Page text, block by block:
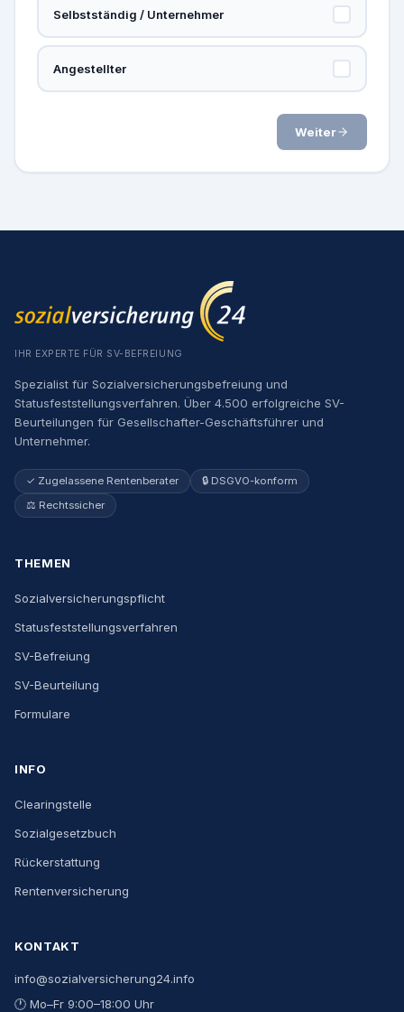
Selbstständig / Unternehmer
Angestellter
Weiter
IHR EXPERTE FÜR SV-BEFREIUNG
Spezialist für Sozialversicherungsbefreiung und
Statusfeststellungsverfahren. Über 4.500 erfolgreiche SV-
Beurteilungen für Gesellschafter-Geschäftsführer und
Unternehmer.
✓ Zugelassene Rentenberater
🔒 DSGVO-konform
⚖️ Rechtssicher
THEMEN
Sozialversicherungspflicht
Statusfeststellungsverfahren
SV-Befreiung
SV-Beurteilung
Formulare
INFO
Clearingstelle
Sozialgesetzbuch
Rückerstattung
Rentenversicherung
KONTAKT
info@sozialversicherung24.info
🕐 Mo–Fr 9:00–18:00 Uhr